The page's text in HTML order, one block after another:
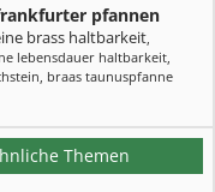
pfannen
brass haltbarkeit,
lebensdauer haltbarkeit,
, braas taunuspfanne
Themen